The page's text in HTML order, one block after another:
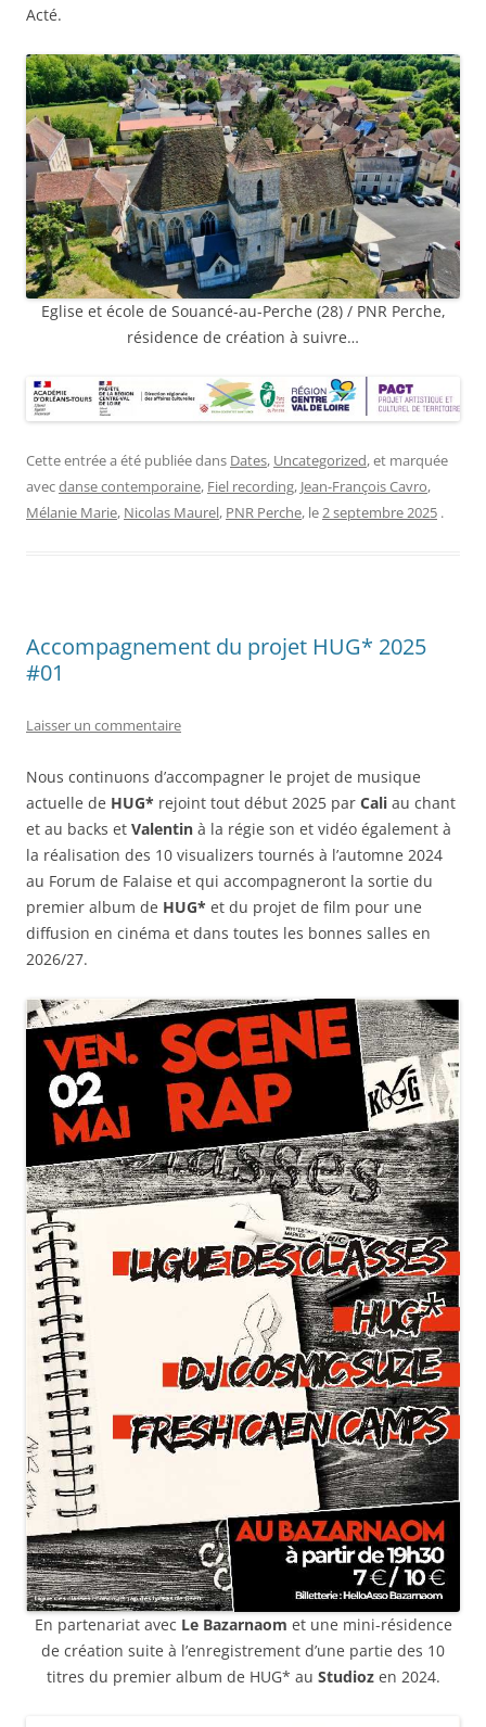
Acté.
Eglise et école de Souancé-au-Perche (28) / PNR Perche,
résidence de création à suivre…
Cette entrée a été publiée dans Dates, Uncategorized, et marquée
avecdanse contemporaine, Fiel recording, Jean-François Cavro,
Mélanie Marie, Nicolas Maurel, PNR Perche, le2 septembre 2025 .
Accompagnement du projet HUG* 2025
#01
Laisser un commentaire
Nous continuons d’accompagner le projet de musique
actuelle de HUG* rejoint tout début 2025 par Cali au chant
et au backs et Valentin à la régie son et vidéo également à
la réalisation des 10 visualizers tournés à l’automne 2024
au Forum de Falaise et qui accompagneront la sortie du
premier album de HUG* et du projet de film pour une
diffusion en cinéma et dans toutes les bonnes salles en
2026/27.
En partenariat avec Le Bazarnaom et une mini-résidence
de création suite à l’enregistrement d’une partie des 10
titres du premier album de HUG* au Studiozen 2024.